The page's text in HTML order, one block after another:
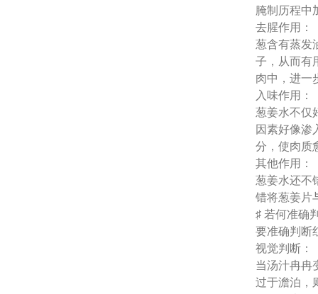
腌制历程中
去腥作用：
葱含有蒸发
子，从而有
肉中，进一
入味作用：
葱姜水不仅
因素好像渗
分，使肉质
其他作用：
葱姜水还不
错将葱姜片
♯ 若何准确
要准确判断
视觉判断：
当汤汁冉冉
过于澹泊，